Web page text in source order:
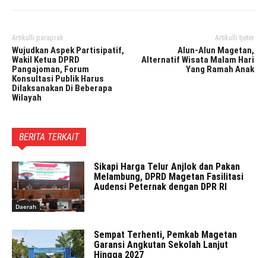
Artikulli paraprak
Wujudkan Aspek Partisipatif,
Wakil Ketua DPRD
Pangajoman, Forum
Konsultasi Publik Harus
Dilaksanakan Di Beberapa
Wilayah
Artikulli tjetër
Alun-Alun Magetan,
Alternatif Wisata Malam Hari
Yang Ramah Anak
BERITA TERKAIT
Daerah
Sikapi Harga Telur Anjlok dan Pakan
Melambung, DPRD Magetan Fasilitasi
Audensi Peternak dengan DPR RI
Sempat Terhenti, Pemkab Magetan
Garansi Angkutan Sekolah Lanjut
Hingga 2027